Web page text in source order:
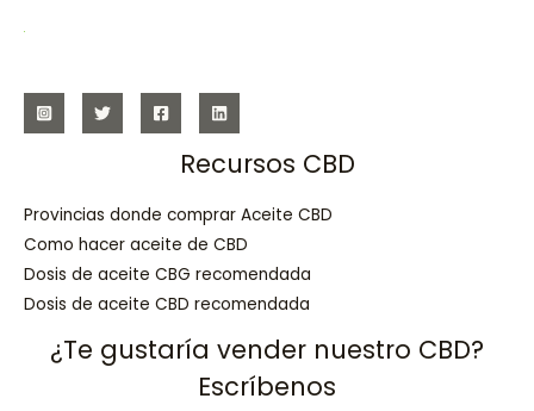
Recursos CBD
Provincias donde comprar Aceite CBD
Como hacer aceite de CBD
Dosis de aceite CBG recomendada
Dosis de aceite CBD recomendada
¿Te gustaría vender nuestro CBD?
Escríbenos